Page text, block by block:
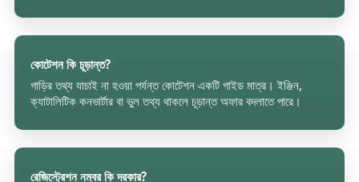
কোটেশন কি চূড়ান্ত?
গাড়ির তথ্য যাচাই না হওয়া পর্যন্ত কোটেশন একটি গাইড মাত্র। ইঞ্জিন,
ক্যাটালিটিক কনভার্টার বা ভুল তথ্য থাকলে চূড়ান্ত অফার বদলাতে পারে।
রেজিস্ট্রেশন নম্বর কি দরকার?